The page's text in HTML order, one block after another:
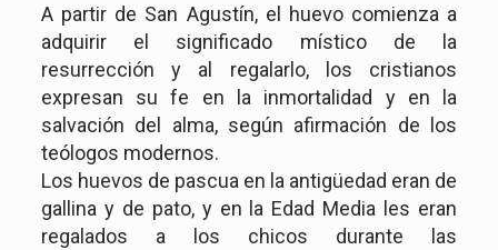
A partir de San Agustín, el huevo comienza a
adquirir el significado místico de la
resurrección y al regalarlo, los cristianos
expresan su fe en la inmortalidad y en la
salvación del alma, según afirmación de los
teólogos modernos.
Los huevos de pascua en la antigüedad eran de
gallina y de pato, y en la Edad Media les eran
regalados a los chicos durante las